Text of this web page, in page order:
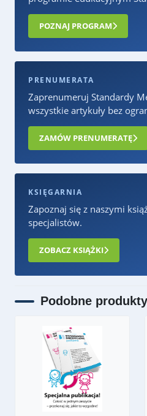
POZNAJ PROGRAM
PRENUMERATA
Zaprenumeruj Standardy
wszystkie artykuły bez
ZAMÓW PRENUMERATĘ
KSIĘGARNIA
Zapoznaj się z naszymi
specjalistów.
ZOBACZ KSIĄŻKI
Podobne produkty